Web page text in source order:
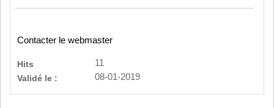
Contacter le webmaster
Hits
11
Validé le :
08-01-2019